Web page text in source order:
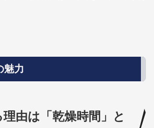
魅力
由は「乾燥時間」と